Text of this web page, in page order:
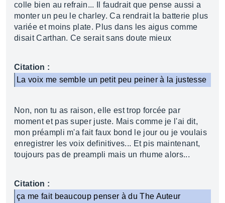
colle bien au refrain... Il faudrait que pense aussi a
monter un peu le charley. Ca rendrait la batterie plus
variée et moins plate. Plus dans les aigus comme
disait Carthan. Ce serait sans doute mieux
Citation :
La voix me semble un petit peu peiner à la justesse
Non, non tu as raison, elle est trop forcée par
moment et pas super juste. Mais comme je l'ai dit,
mon préampli m'a fait faux bond le jour ou je voulais
enregistrer les voix definitives... Et pis maintenant,
toujours pas de preampli mais un rhume alors...
Citation :
ça me fait beaucoup penser à du The Auteur